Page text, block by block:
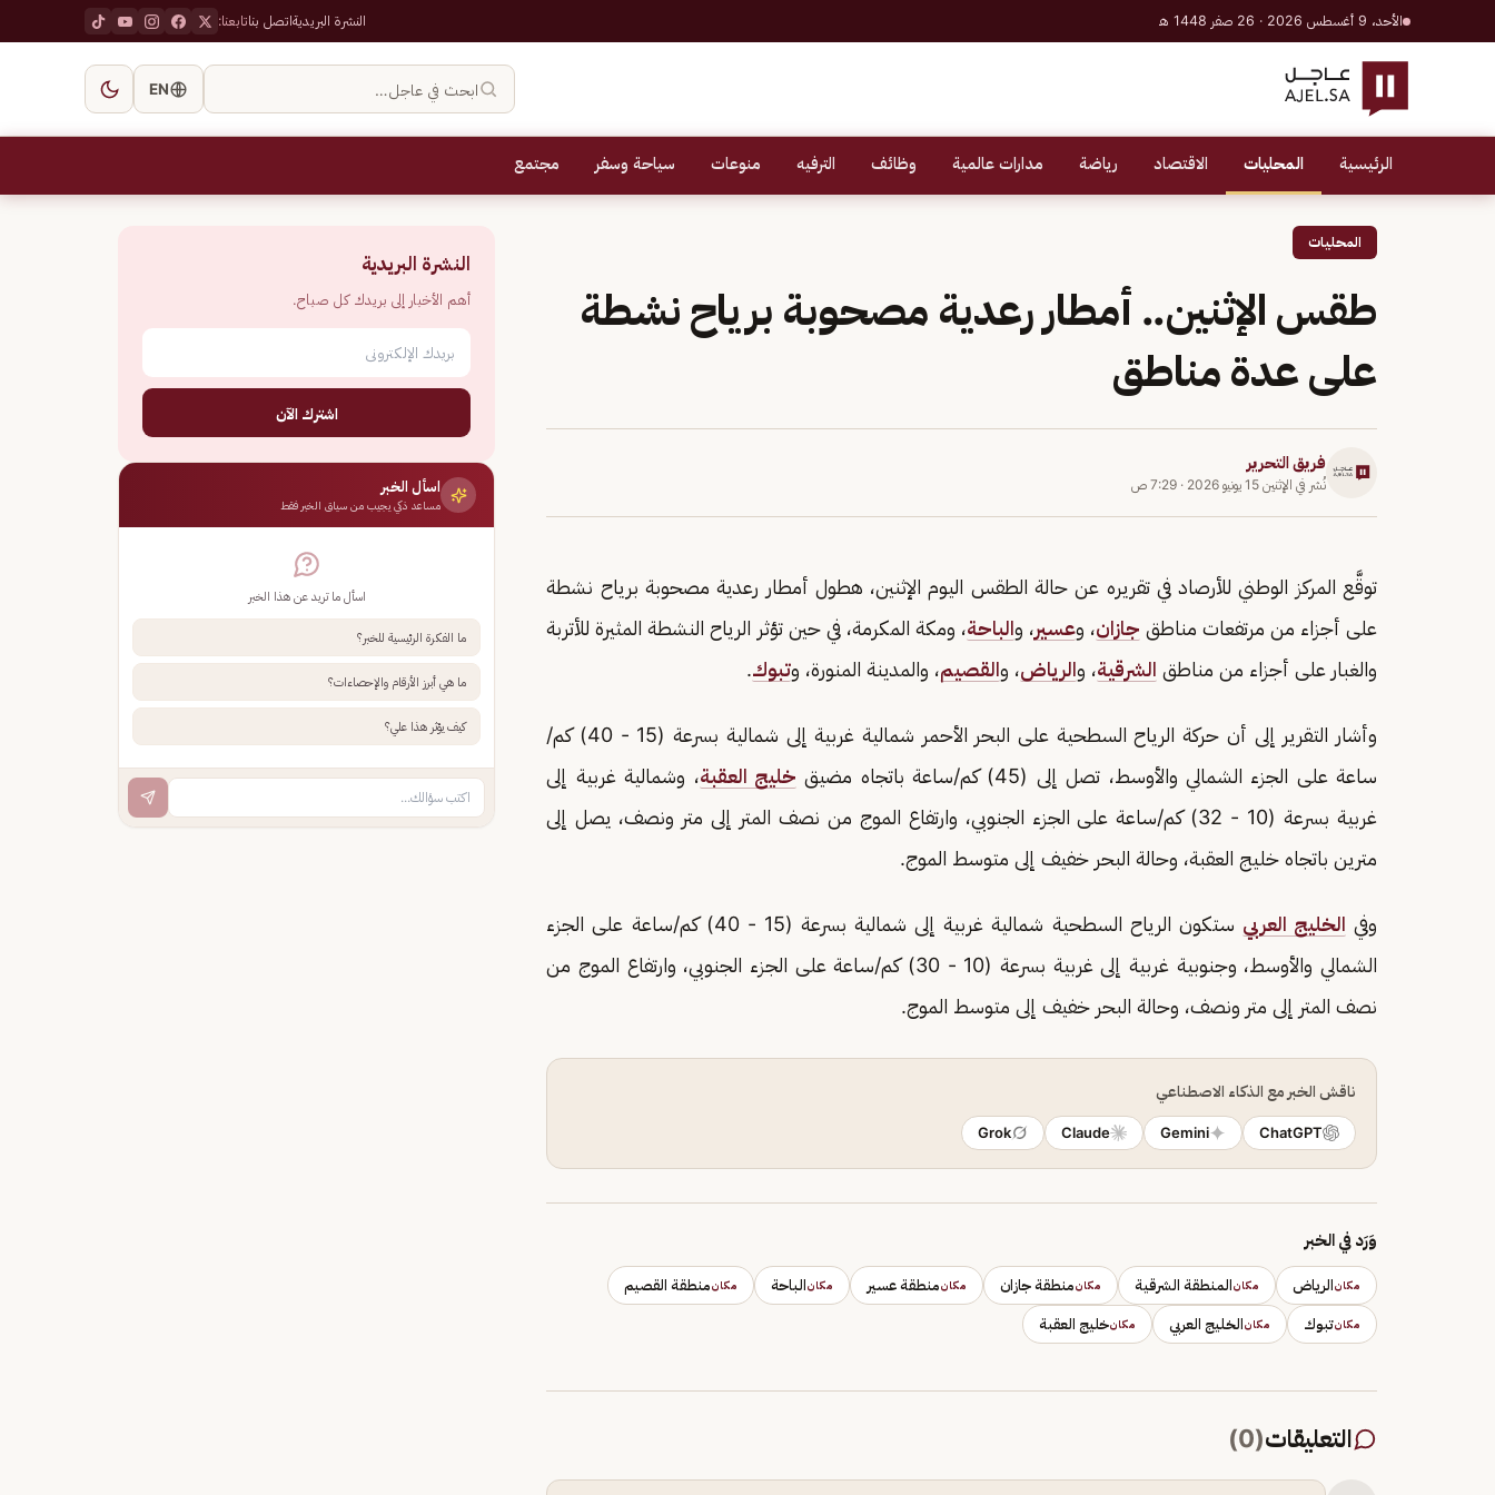
الأحد، 9 أغسطس 2026 · 26 صفر 1448 هـ النشرة البريديةاتصل بناتابعنا:
ابحث في عاجل… EN
الرئيسية المحليات الاقتصاد رياضة مدارات عالمية وظائف الترفيه منوعات سياحة وسفر مجتمع
المحليات
طقس الإثنين.. أمطار رعدية مصحوبة برياح نشطة
على عدة مناطق
فريق التحرير
نُشر في الإثنين 15 يونيو 2026 · 7:29 ص
توقَّع المركز الوطني للأرصاد في تقريره عن حالة الطقس اليوم الإثنين، هطول أمطار رعدية مصحوبة برياح نشطة
على أجزاء من مرتفعات مناطق جازان، وعسير، والباحة، ومكة المكرمة، في حين تؤثر الرياح النشطة المثيرة للأتربة
والغبار على أجزاء من مناطق الشرقية، والرياض، والقصيم، والمدينة المنورة، وتبوك.
وأشار التقرير إلى أن حركة الرياح السطحية على البحر الأحمر شمالية غربية إلى شمالية بسرعة (15 - 40) كم/
ساعة على الجزء الشمالي والأوسط، تصل إلى (45) كم/ساعة باتجاه مضيق
خليج العقبة، وشمالية غربية إلى
غربية بسرعة (10 - 32) كم/ساعة على الجزء الجنوبي، وارتفاع الموج من نصف المتر إلى متر ونصف، يصل إلى
مترين باتجاه خليج العقبة، وحالة البحر خفيف إلى متوسط الموج.
وفي الخليج العربي
ستكون الرياح السطحية شمالية غربية إلى شمالية بسرعة (15 - 40) كم/ساعة على الجزء
الشمالي والأوسط، وجنوبية غربية إلى غربية بسرعة (10 - 30) كم/ساعة على الجزء الجنوبي، وارتفاع الموج من
نصف المتر إلى متر ونصف، وحالة البحر خفيف إلى متوسط الموج.
ناقش الخبر مع الذكاء الاصطناعي
ChatGPT
Gemini
Claude
Grok
وَرَد في الخبر
مكانالرياض مكانالمنطقة الشرقية مكانمنطقة جازان مكانمنطقة عسير مكانالباحة مكانمنطقة القصيم
مكانتبوك مكانالخليج العربي مكانخليج العقبة
التعليقات(
0
)
النشرة البريدية
أهم الأخبار إلى بريدك كل صباح.
اشترك الآن
اسأل الخبر
مساعد ذكي يجيب من سياق الخبر فقط
اسأل ما تريد عن هذا الخبر
ما الفكرة الرئيسية للخبر؟
ما هي أبرز الأرقام والإحصاءات؟
كيف يؤثر هذا علي؟